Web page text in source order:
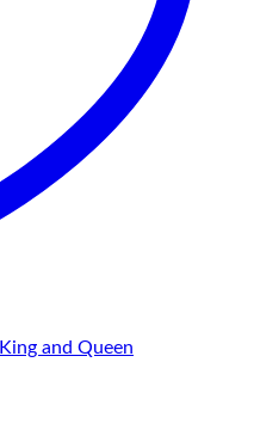
and Queen